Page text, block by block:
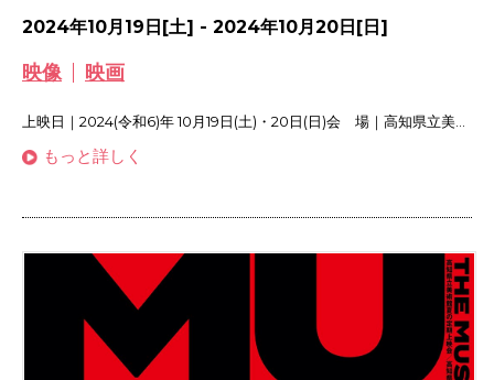
2024年10月19日[土] - 2024年10月20日[日]
映像 映画
上映日｜2024(令和6)年 10月19日(土)・20日(日)会 場｜高知県立美...
もっと詳しく